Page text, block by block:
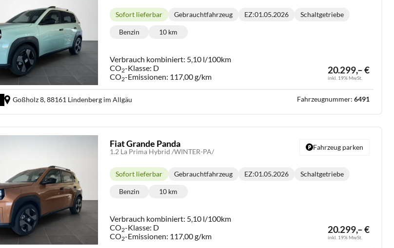
20.299,– €
inkl. 19% MwSt.
Lieferzeit:
Sofort lieferbar Gebrauchtfahrzeug EZ:01.05.2026
Getriebe:
Schaltgetriebe
Benzin 10 km
Verbrauch kombiniert: 5,10 l/100km
CO2-Klasse: D
CO2-Emissionen: 117,00 g/km
Goßholz 8,88161 Lindenberg im Allgäu Fahrzeugnummer: 6491
Fiat Grande Panda
1.2 La Prima Hybrid /WINTER-PA/
20.299,– €
inkl. 19% MwSt.
Lieferzeit:
Sofort lieferbar Gebrauchtfahrzeug EZ:01.05.2026
Getriebe:
Schaltgetriebe
Benzin 10 km
Verbrauch kombiniert: 5,10 l/100km
CO2-Klasse: D
CO2-Emissionen: 117,00 g/km
Fahrzeug parken